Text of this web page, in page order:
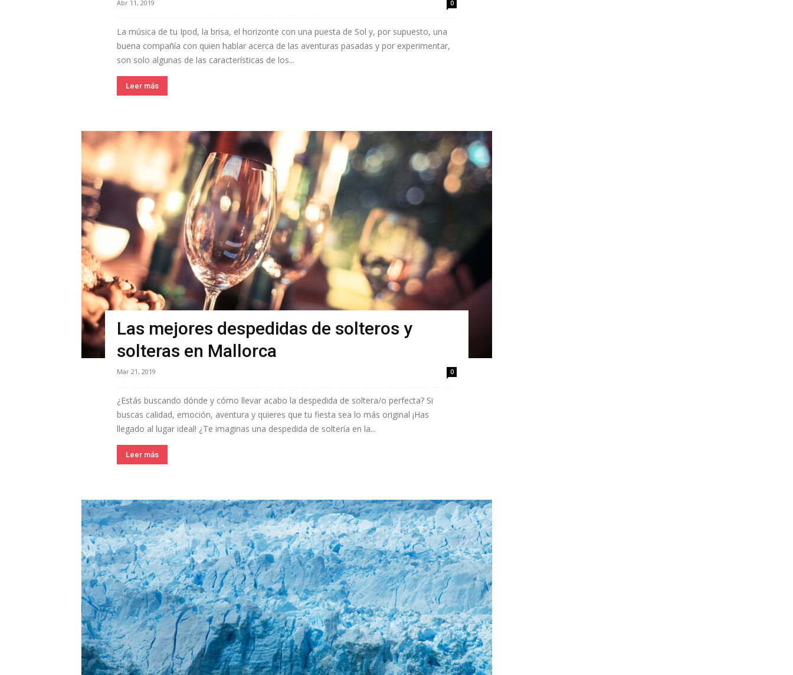
Abr 11, 2019 0
La música de tu Ipod, la brisa, el horizonte con una puesta de Sol y, por supuesto, una
buena compañía con quien hablar acerca de las aventuras pasadas y por experimentar,
son solo algunas de las características de los...
Leer más
Las mejores despedidas de solteros y
solteras en Mallorca
Mar 21, 2019 0
¿Estás buscando dónde y cómo llevar acabo la despedida de soltera/o perfecta? Si
buscas calidad, emoción, aventura y quieres que tu fiesta sea lo más original ¡Has
llegado al lugar ideal! ¿Te imaginas una despedida de soltería en la...
Leer más